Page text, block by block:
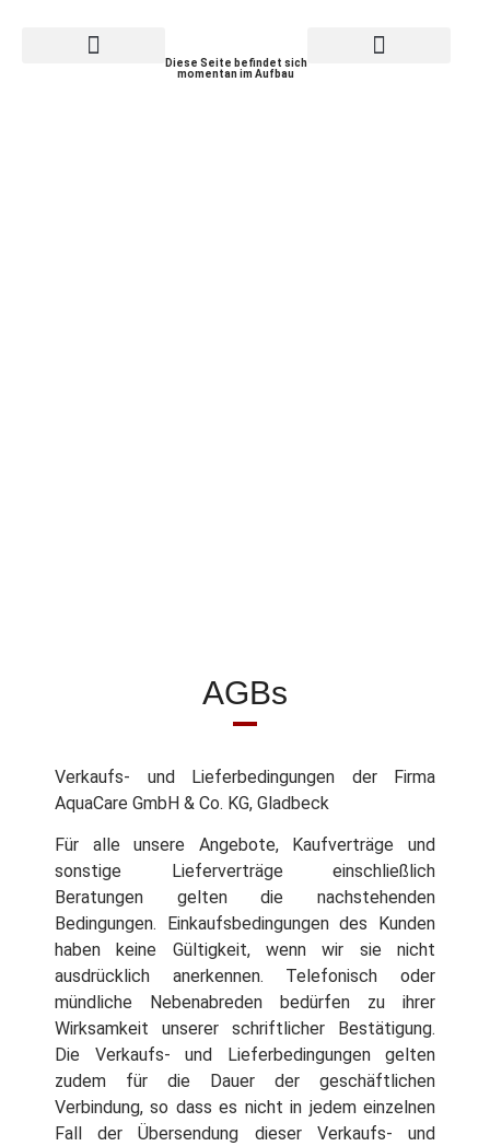
Diese Seite befindet sich
momentan im Aufbau
AGBs
Verkaufs- und Lieferbedingungen der Firma
AquaCare GmbH & Co. KG, Gladbeck
Für alle unsere Angebote, Kaufverträge und
sonstige Lieferverträge einschließlich
Beratungen gelten die nachstehenden
Bedingungen. Einkaufsbedingungen des Kunden
haben keine Gültigkeit, wenn wir sie nicht
ausdrücklich anerkennen. Telefonisch oder
mündliche Nebenabreden bedürfen zu ihrer
Wirksamkeit unserer schriftlicher Bestätigung.
Die Verkaufs- und Lieferbedingungen gelten
zudem für die Dauer der geschäftlichen
Verbindung, so dass es nicht in jedem einzelnen
Fall der Übersendung dieser Verkaufs- und